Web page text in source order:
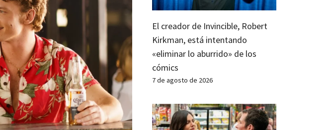
El creador de Invincible, Robert
Kirkman, está intentando
«eliminar lo aburrido» de los
cómics
7 de agosto de 2026